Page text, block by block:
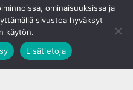
ominaisuuksissa ja
sivustoa hyväksyt
käytön.
Lisätietoja